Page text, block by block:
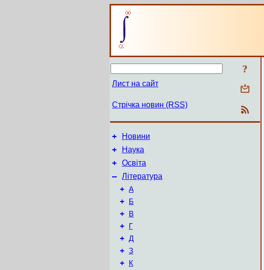
?
Лист на сайт
Стрічка новин (RSS)
+ Новини
+ Наука
+ Освіта
– Література
+ А
+ Б
+ В
+ Г
+ Д
+ З
+ К